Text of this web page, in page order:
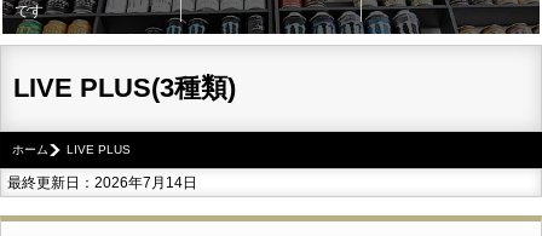
です
LIVE PLUS(3種類)
ホーム LIVE PLUS
最終更新日：2026年7月14日